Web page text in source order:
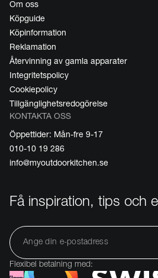
Om oss
Köpguide
Köpinformation
Reklamation
Återvinning av gamla apparater
Integritetspolicy
Cookiepolicy
Tillgänglighetsredogörelse
KONTAKTA OSS
Öppettider: Mån-fre 9-17
010-10 19 286
info@myoutdoorkitchen.se
Få inspiration, tips och
Flexibel betalning med: